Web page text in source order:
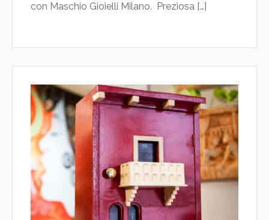
con Maschio Gioielli Milano. Preziosa […]